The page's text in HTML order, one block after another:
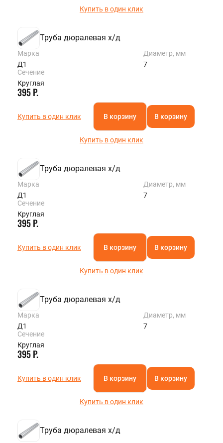
Купить в один клик
Труба дюралевая х/д
Марка
Д1
Диаметр, мм
7
Сечение
Круглая
395 Р.
Купить в один клик В корзину В корзину
Купить в один клик
Труба дюралевая х/д
Марка
Д1
Диаметр, мм
7
Сечение
Круглая
395 Р.
Купить в один клик В корзину В корзину
Купить в один клик
Труба дюралевая х/д
Марка
Д1
Диаметр, мм
7
Сечение
Круглая
395 Р.
Купить в один клик В корзину В корзину
Купить в один клик
Труба дюралевая х/д